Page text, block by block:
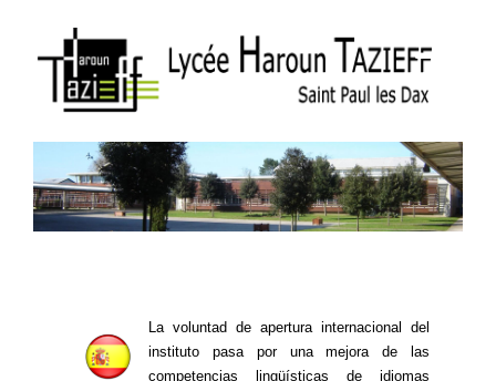
La voluntad de apertura internacional del
instituto pasa por una mejora de las
competencias lingüísticas de idiomas